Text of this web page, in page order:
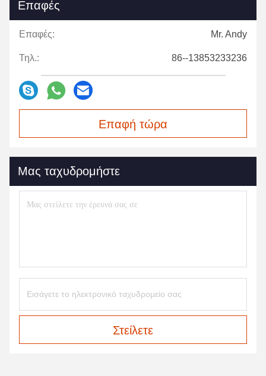
Επαφές
Επαφές: Mr. Andy
Τηλ.: 86--13853233236
Επαφή τώρα
Μας ταχυδρομήστε
Στείλετε